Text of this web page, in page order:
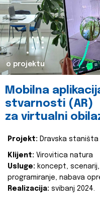
o projektu
Mobilna
stvarnosti (AR)
za virtualni
Projekt: Dravska staništa
Klijent: Virovitica natura
Usluge: koncept, scenarij,
programiranje, nabava
Realizacija: svibanj 2024.